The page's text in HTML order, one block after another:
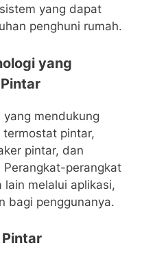
yang dapat
penghuni rumah.
yang
yang mendukung
pintar,
pintar, dan
perangkat
melalui aplikasi,
bagi penggunanya.